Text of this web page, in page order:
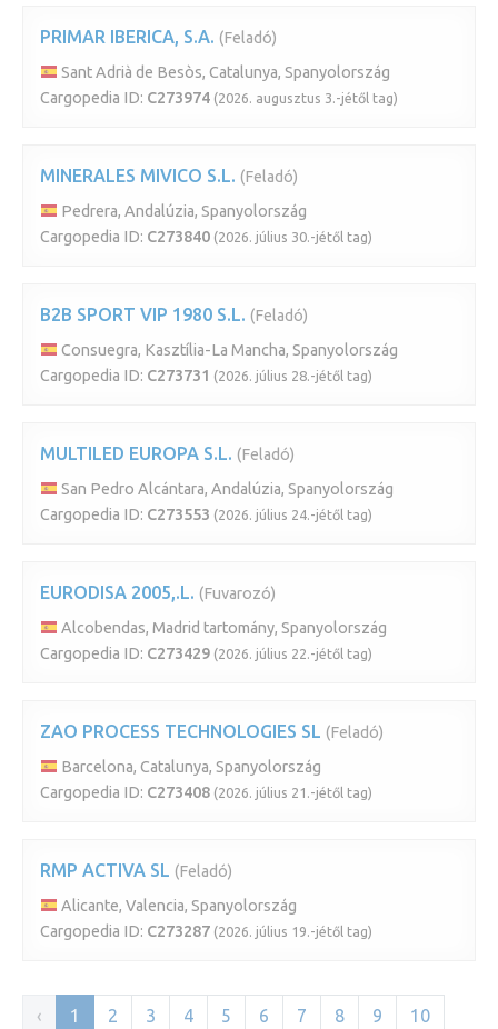
PRIMAR IBERICA, S.A. (Feladó)
Sant Adrià de Besòs, Catalunya, Spanyolország
Cargopedia ID: C273974 (2026. augusztus 3.-jétől tag)
MINERALES MIVICO S.L. (Feladó)
Pedrera, Andalúzia, Spanyolország
Cargopedia ID: C273840 (2026. július 30.-jétől tag)
B2B SPORT VIP 1980 S.L. (Feladó)
Consuegra, Kasztília-La Mancha, Spanyolország
Cargopedia ID: C273731 (2026. július 28.-jétől tag)
MULTILED EUROPA S.L. (Feladó)
San Pedro Alcántara, Andalúzia, Spanyolország
Cargopedia ID: C273553 (2026. július 24.-jétől tag)
EURODISA 2005,.L. (Fuvarozó)
Alcobendas, Madrid tartomány, Spanyolország
Cargopedia ID: C273429 (2026. július 22.-jétől tag)
ZAO PROCESS TECHNOLOGIES SL (Feladó)
Barcelona, Catalunya, Spanyolország
Cargopedia ID: C273408 (2026. július 21.-jétől tag)
RMP ACTIVA SL (Feladó)
Alicante, Valencia, Spanyolország
Cargopedia ID: C273287 (2026. július 19.-jétől tag)
‹ 1 2 3 4 5 6 7 8 9 10